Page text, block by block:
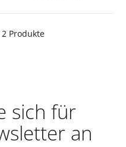
Produkte
sich für
an